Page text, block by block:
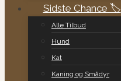
Sidste Chance 🏷️
Alle Tilbud
Hund
Kat
Kaning og Smådyr